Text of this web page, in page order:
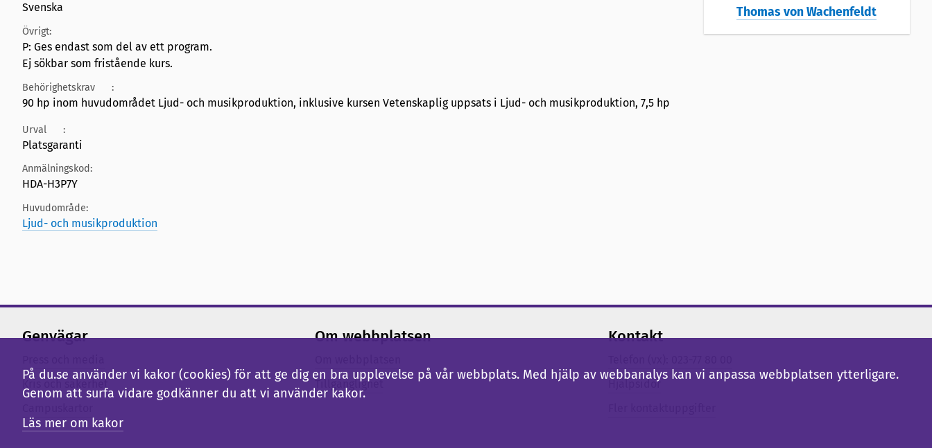
Svenska
Övrigt:
P: Ges endast som del av ett program.
Ej sökbar som fristående kurs.
Behörighetskrav :
90 hp inom huvudområdet Ljud- och musikproduktion, inklusive kursen Vetenskaplig uppsats i Ljud- och musikproduktion, 7,5 hp
Urval :
Platsgaranti
Anmälningskod:
HDA-H3P7Y
Huvudområde:
Ljud- och musikproduktion
Thomas von Wachenfeldt
Genvägar Om webbplatsen
Tillgänglighet
Kontakt
Hjälpsidor
På du.se använder vi kakor (cookies) för att ge dig en bra upplevelse på vår webbplats. Med hjälp av webbanalys kan vi anpassa webbplatsen ytterligare.
Genom att surfa vidare godkänner du att vi använder kakor.
Läs mer om kakor